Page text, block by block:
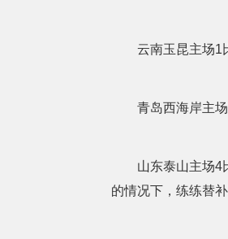
云南玉昆主场1比
青岛西海岸主场1
山东泰山主场4比
的情况下，练练替